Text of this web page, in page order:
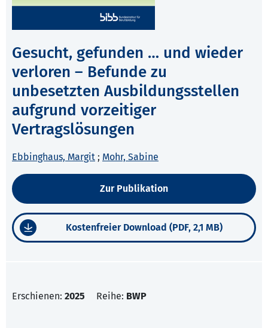
Gesucht, gefunden … und wieder
verloren – Befunde zu
unbesetzten Ausbildungsstellen
aufgrund vorzeitiger
Vertragslösungen
Ebbinghaus, Margit ; Mohr, Sabine
Zur Publikation
Kostenfreier Download (PDF, 2,1 MB)
Erschienen: 2025 Reihe: BWP